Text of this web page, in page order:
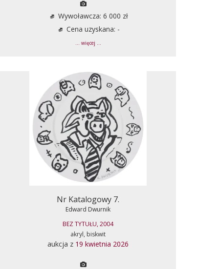
Wywoławcza: 6 000 zł
Cena uzyskana: -
... więcej ...
Nr Katalogowy 7.
Edward Dwurnik
BEZ TYTUŁU, 2004
akryl, biskwit
aukcja z 19 kwietnia 2026